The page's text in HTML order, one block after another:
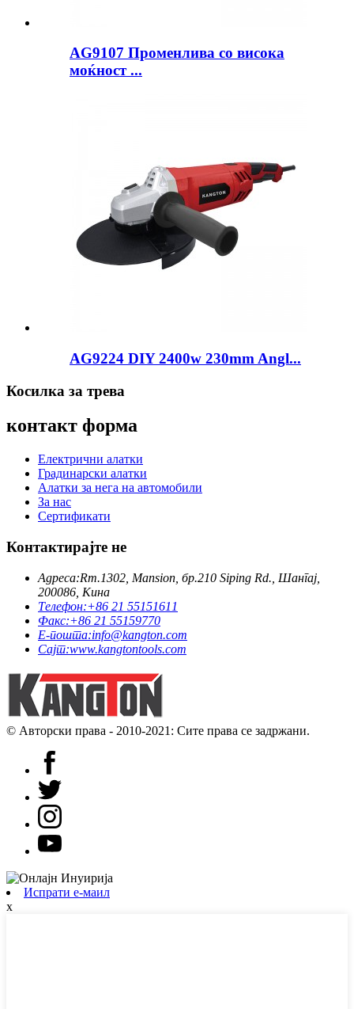
AG9107 Променлива со висока
моќност ...
AG9224 DIY 2400w 230mm Angl...
Косилка за трева
контакт форма
Електрични алатки
Градинарски алатки
Алатки за нега на автомобили
За нас
Сертификати
Контактирајте не
Адреса:Rm.1302, Mansion, бр.210 Siping Rd., Шангај,
200086, Кина
Телефон:+86 21 55151611
Факс:+86 21 55159770
Е-пошта:info@kangton.com
Сајт:www.kangtontools.com
© Авторски права - 2010-2021: Сите права се задржани.
Испрати е-маил
x